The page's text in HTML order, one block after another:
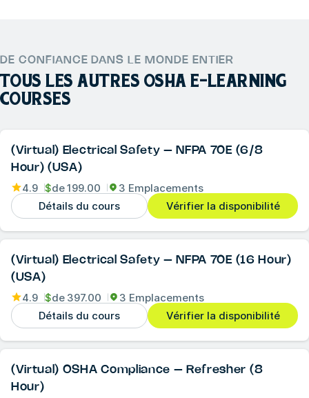
DE CONFIANCE DANS LE MONDE ENTIER
TOUS LES AUTRES OSHA E-LEARNING
COURSES
(Virtual) Electrical Safety – NFPA 70E (6/8
Hour) (USA)
4.9 $de199.00
3 Emplacements
Détails du cours
Vérifier la disponibilité
(Virtual) Electrical Safety – NFPA 70E (16 Hour)
(USA)
4.9 $de 397.00
3 Emplacements
Détails du cours
Vérifier la disponibilité
(Virtual) OSHA Compliance – Refresher (8
Hour)